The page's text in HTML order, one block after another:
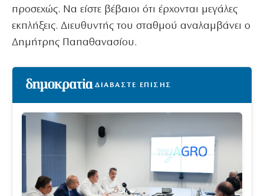
προσεχώς. Να είστε βέβαιοι ότι έρχονται μεγάλες
εκπλήξεις. Διευθυντής του σταθμού αναλαμβάνει ο
Δημήτρης Παπαθανασίου.
ΔΙΑΒΑΣΤΕ ΕΠΙΣΗΣ